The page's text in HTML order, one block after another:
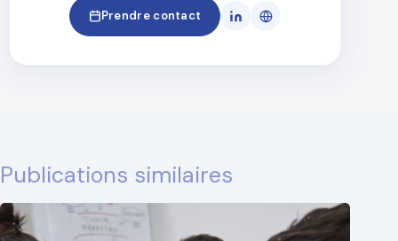
Prendre contact
Publications similaires